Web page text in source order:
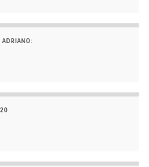
ADRIANO: